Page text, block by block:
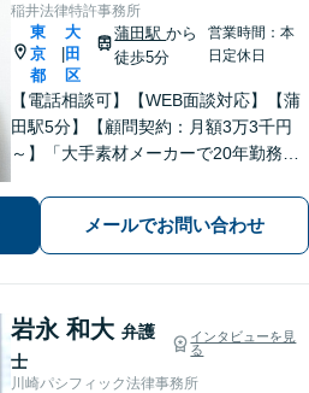
稲井法律特許事務所
東
京
都
大
田
区
蒲田駅から
徒歩5分
営業時間：本
日定休日
【電話相談可】【WEB面談対応】【蒲
田駅5分】【顧問契約：月額3万3千円
～】「大手素材メーカーで20年勤務、
リーガルチェック」「債権回収：売掛
金や請負代金の未払い、取引先への損
害賠償請求に対応」【休日・夜間相談
可】
メールでお問い合わせ
岩永 和大 弁護
士
インタビューを見
る
川崎パシフィック法律事務所